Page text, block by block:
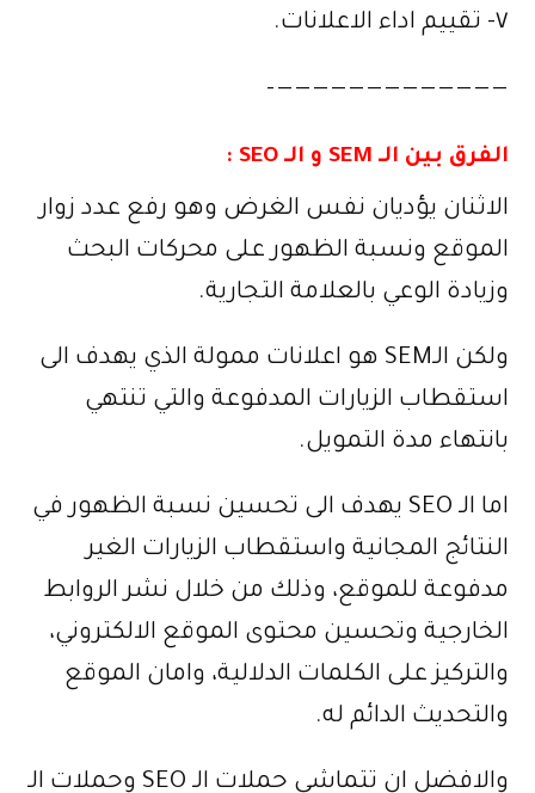
٧- تقييم اداء الاعلانات.
—————————————–
الفرق بين الـ SEM و الـ SEO :
الاثنان يؤديان نفس الغرض وهو رفع عدد زوار
الموقع ونسبة الظهور على محركات البحث
وزيادة الوعي بالعلامة التجارية.
ولكن الـSEM هو اعلانات ممولة الذي يهدف الى
استقطاب الزيارات المدفوعة والتي تنتهي
بانتهاء مدة التمويل.
اما الـ SEO يهدف الى تحسين نسبة الظهور في
النتائج المجانية واستقطاب الزيارات الغير
مدفوعة للموقع، وذلك من خلال نشر الروابط
الخارجية وتحسين محتوى الموقع الالكتروني،
والتركيز على الكلمات الدلالية، وامان الموقع
والتحديث الدائم له.
والافضل ان تتماشى حملات الـ SEO وحملات الـ